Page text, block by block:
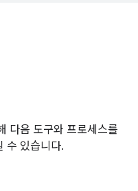
다음 도구와 프로세스를
수 있습니다.